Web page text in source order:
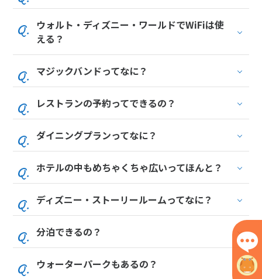
ウォルト・ディズニー・ワールドでWiFiは使
える？
マジックバンドってなに？
レストランの予約ってできるの？
ダイニングプランってなに？
ホテルの中もめちゃくちゃ広いってほんと？
ディズニー・ストーリールームってなに？
分泊できるの？
ウォーターパークもあるの？